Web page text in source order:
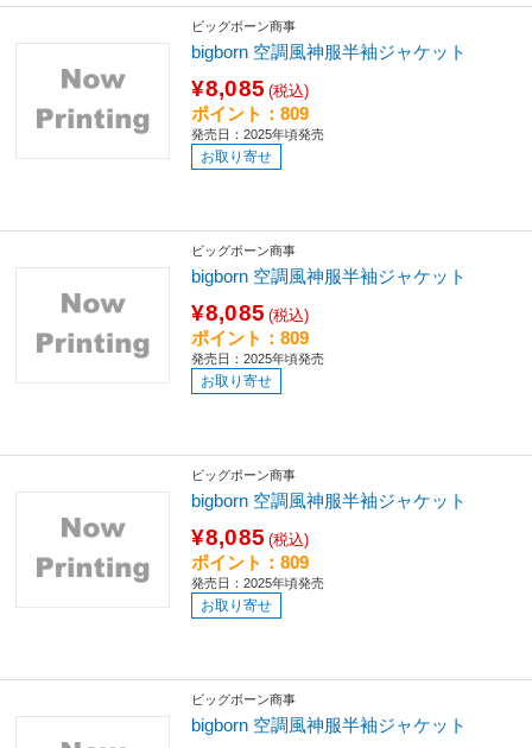
ビッグボーン商事
bigborn 空調風神服半袖ジャケット
¥8,085 (税込)
ポイント：809
発売日：2025年頃発売
お取り寄せ
ビッグボーン商事
bigborn 空調風神服半袖ジャケット
¥8,085 (税込)
ポイント：809
発売日：2025年頃発売
お取り寄せ
ビッグボーン商事
bigborn 空調風神服半袖ジャケット
¥8,085 (税込)
ポイント：809
発売日：2025年頃発売
お取り寄せ
ビッグボーン商事
bigborn 空調風神服半袖ジャケット